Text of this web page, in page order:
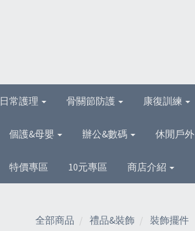
日常護理 骨關節防護 康復訓練
個護&母嬰 辦公&數碼 休閒戶外
特價專區 10元專區 商店介紹
全部商品 禮品&裝飾 裝飾擺件